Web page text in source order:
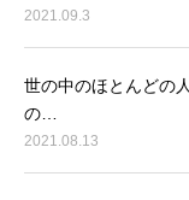
2021.09.3
世の中のほとんどの
の…
2021.08.13